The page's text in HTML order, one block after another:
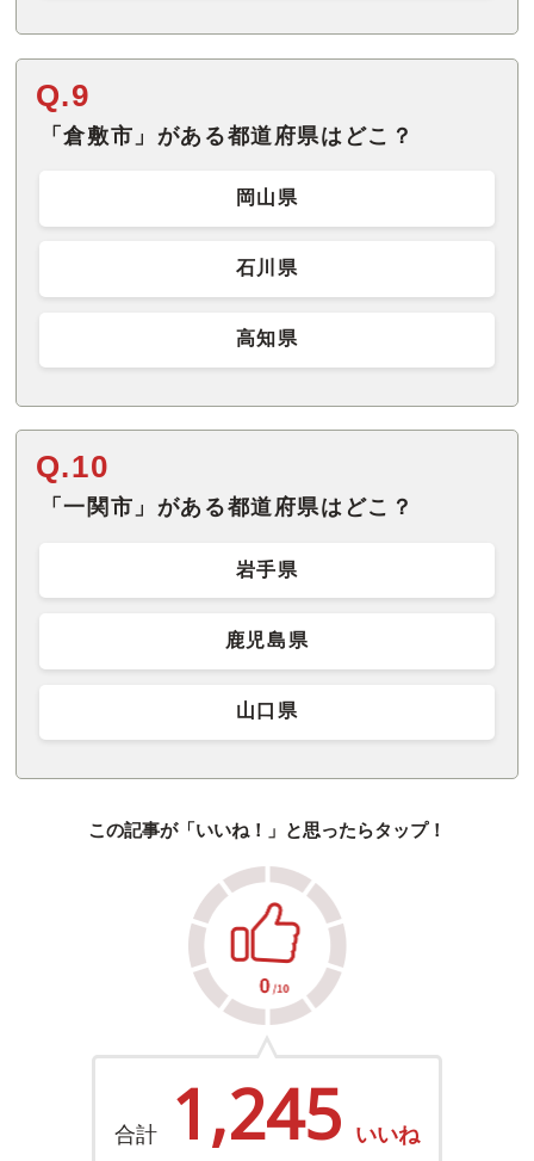
Q.9
「倉敷市」がある都道府県はどこ？
岡山県
石川県
高知県
Q.10
「一関市」がある都道府県はどこ？
岩手県
鹿児島県
山口県
この記事が「いいね！」と思ったらタップ！
合計 1,245 いいね